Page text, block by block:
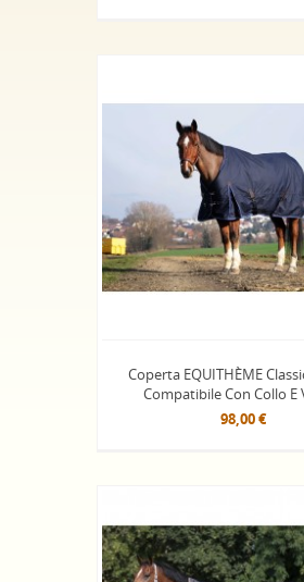
Coperta EQUITHÈME
Compatibile Con Collo E
98,00 €